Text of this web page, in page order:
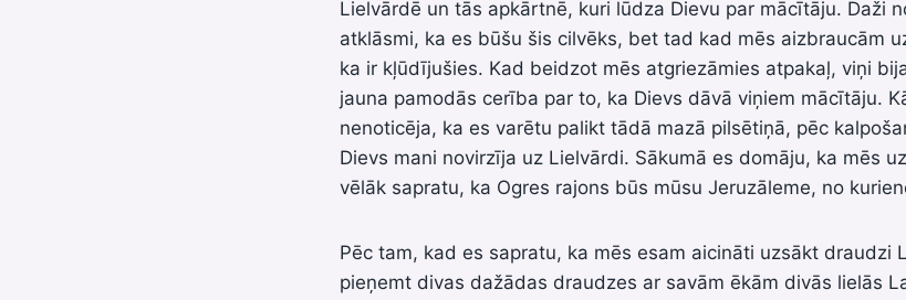
Lielvārdē un tās apkārtnē, kuri lūdza Dievu par mācītāju. Daži
atklāsmi, ka es būšu šis cilvēks, bet tad kad mēs aizbraucām
ka ir kļūdījušies. Kad beidzot mēs atgriezāmies atpakaļ, viņi
jauna pamodās cerība par to, ka Dievs dāvā viņiem mācītāju.
nenoticēja, ka es varētu palikt tādā mazā pilsētiņā, pēc
Dievs mani novirzīja uz Lielvārdi. Sākumā es domāju, ka mēs
vēlāk sapratu, ka Ogres rajons būs mūsu Jeruzāleme, no
Pēc tam, kad es sapratu, ka mēs esam aicināti uzsākt draudzi
pieņemt divas dažādas draudzes ar savām ēkām divās lielās